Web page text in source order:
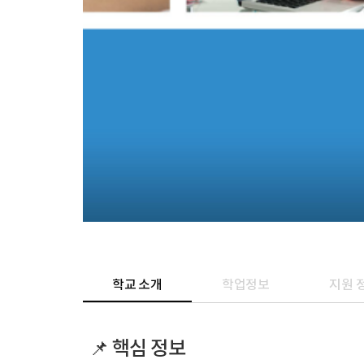
학교 소개 학업정보 지원
📌 핵심 정보